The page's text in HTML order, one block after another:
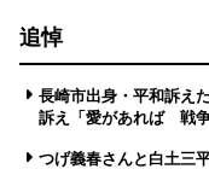
追悼
長崎市出身・平和訴え
訴え「愛があれば 戦争
つげ義春さんと白土三